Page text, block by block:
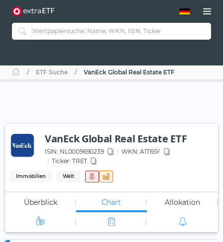
ETF-Guide 2.0
Guide Aktive ETFs
ETF-Sparpläne
ETF Suche VanEck Global Real Estate ETF
VanEck Global Real Estate ETF
ISIN: NL0009690239 WKN: A1T6SY
Ticker: TRET
Immobilien Welt
Überblick Chart Allokation